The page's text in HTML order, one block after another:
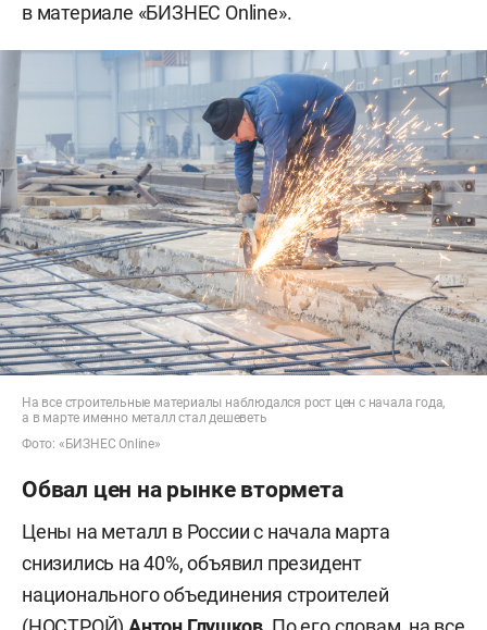
в материале «БИЗНЕС Online».
На все строительные материалы наблюдался рост цен с начала года,
а в марте именно металл стал дешеветь
Фото: «БИЗНЕС Online»
Обвал цен на рынке втормета
Цены на металл в России с начала марта
снизились на 40%, объявил президент
национального объединения строителей